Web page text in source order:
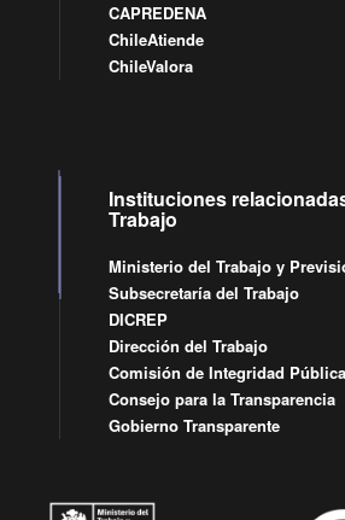
CAPREDENA
ChileAtiende
ChileValora
Instituciones
Trabajo
Ministerio del Trabajo y
Subsecretaría del Trabajo
DICREP
Dirección del Trabajo
Comisión de Integridad
Consejo para la Transparencia
Gobierno Transparente